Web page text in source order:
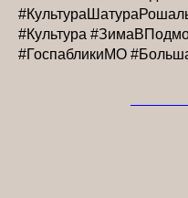
#Культура
#ГоспабликиМО